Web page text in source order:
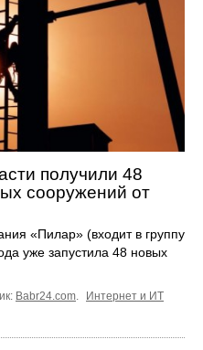
получили 48
сооружений от
«Пилар» (входит в группу
уже запустила 48 новых
Babr24.com.
Интернет и ИТ